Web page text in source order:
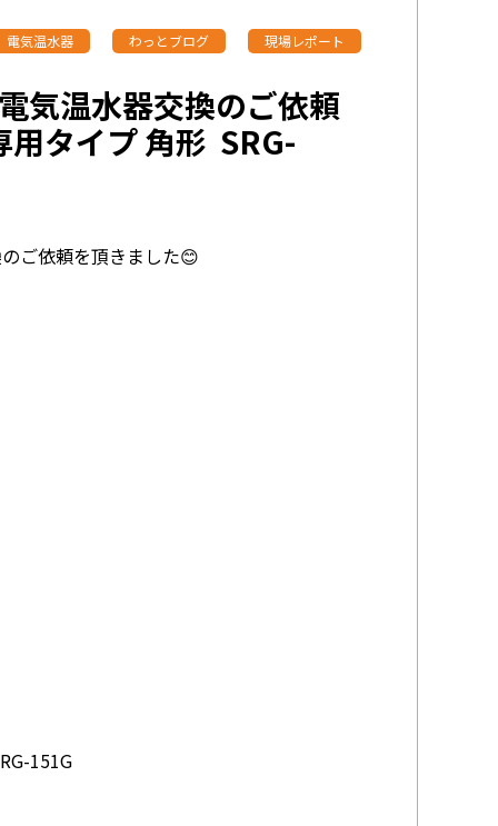
電気温水器 わっとブログ 現場レポート
気温水器交換のご依頼
タイプ 角形 SRG-
ご依頼を頂きました😊
151G